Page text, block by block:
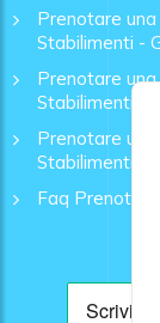
Prenotare
Stabilimenti -
Prenotare
Stabilimenti -
Prenotare una
Stabilimenti -
Faq